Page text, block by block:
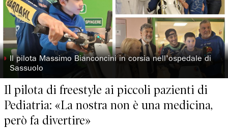
◗Il pilota Massimo Bianconcini in corsia nell'ospedale di
Sassuolo
Il pilota di freestyle ai piccoli pazienti di
Pediatria: «La nostra non è una medicina,
però fa divertire»